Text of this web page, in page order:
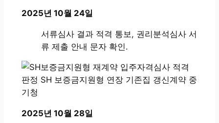
2025년 10월 24일
서류심사 결과 적격 통보, 권리분석심사 서
류 제출 안내 문자 확인.
2025년 10월 28일